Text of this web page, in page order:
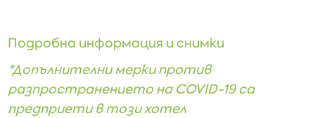
Подробна информация и снимки
*Допълнителни мерки против
разпространението на COVID-19 са
предприети в този хотел